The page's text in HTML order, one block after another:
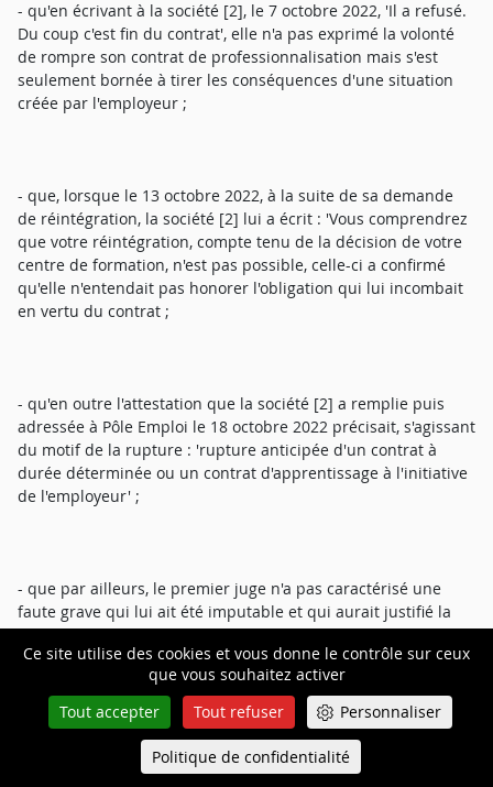
Ce site utilise des cookies et vous donne le contrôle sur ceux
que vous souhaitez activer
Tout accepter
Tout refuser Personnaliser
Politique de confidentialité
- qu'en écrivant à la société [2], le 7 octobre 2022, 'Il a refusé.
Du coup c'est fin du contrat', elle n'a pas exprimé la volonté
de rompre son contrat de professionnalisation mais s'est
seulement bornée à tirer les conséquences d'une situation
créée par l'employeur ;
- que, lorsque le 13 octobre 2022, à la suite de sa demande
de réintégration, la société [2] lui a écrit : 'Vous comprendrez
que votre réintégration, compte tenu de la décision de votre
centre de formation, n'est pas possible, celle-ci a confirmé
qu'elle n'entendait pas honorer l'obligation qui lui incombait
en vertu du contrat ;
- qu'en outre l'attestation que la société [2] a remplie puis
adressée à Pôle Emploi le 18 octobre 2022 précisait, s'agissant
du motif de la rupture : 'rupture anticipée d'un contrat à
durée déterminée ou un contrat d'apprentissage à l'initiative
de l'employeur' ;
- que par ailleurs, le premier juge n'a pas caractérisé une
faute grave qui lui ait été imputable et qui aurait justifié la
rupture du contrat ;
- qu'aucun agissement de sa part n'a empêché la poursuite
du contrat et la rupture de ce contrat a résulté exclusivement
des manquements de l'employeur ;
Queue-Fair